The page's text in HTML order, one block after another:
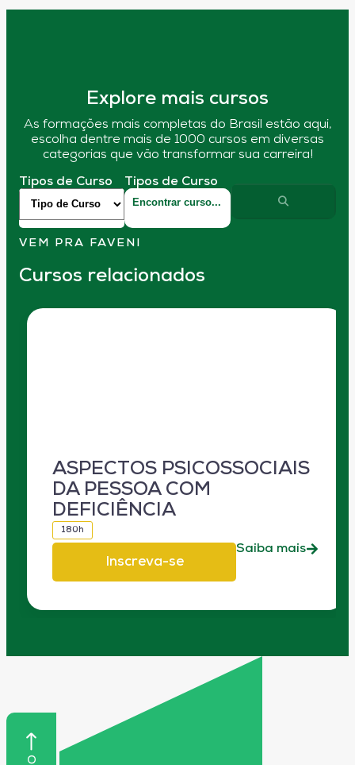
Explore mais cursos
As formações mais completas do Brasil estão aqui,
escolha dentre mais de 1000 cursos em diversas
categorias que vão transformar sua carreira!
Tipos de Curso Tipos de Curso
VEM PRA FAVENI
Cursos relacionados
ASPECTOS PSICOSSOCIAIS
DA PESSOA COM
DEFICIÊNCIA
180h
Inscreva-se
Saiba mais